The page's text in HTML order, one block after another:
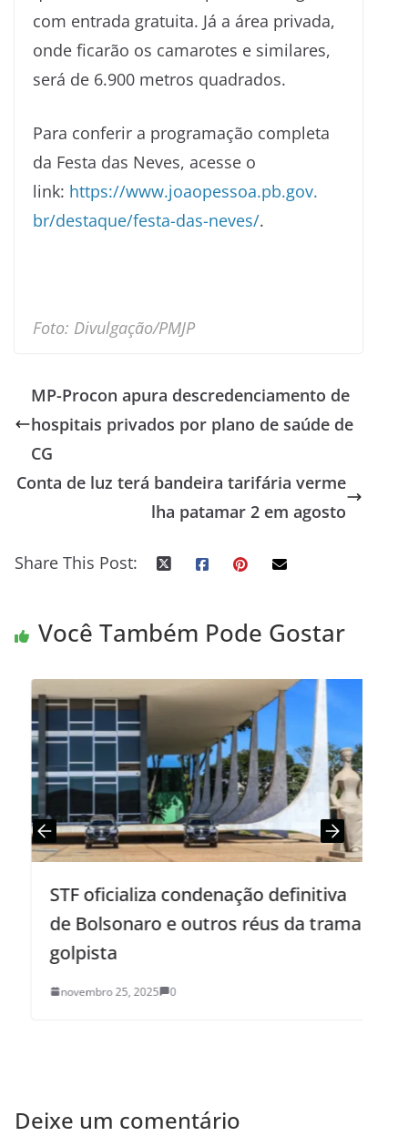
com entrada gratuita. Já a área privada,
onde ficarão os camarotes e similares,
será de 6.900 metros quadrados.
Para conferir a programação completa
da Festa das Neves, acesse o
link: https://www.joaopessoa.pb.gov.
br/destaque/festa-das-neves/.
Foto: Divulgação/PMJP
MP-Procon apura descredenciamento de
hospitais privados por plano de saúde de
CG
Conta de luz terá bandeira tarifária verme
lha patamar 2 em agosto
Share This Post:
Você Também Pode Gostar
STF oficializa condenação definitiva
de Bolsonaro e outros réus da trama
golpista
novembro 25, 2025 0
Deixe um comentário